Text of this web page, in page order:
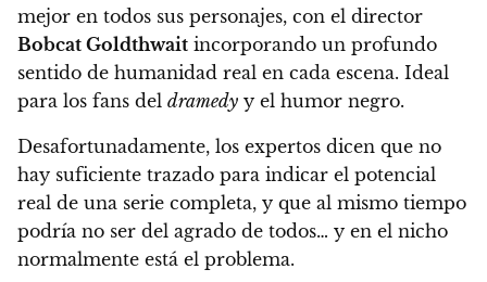
mejor en todos sus personajes, con el director
Bobcat Goldthwait incorporando un profundo
sentido de humanidad real en cada escena. Ideal
para los fans del dramedy y el humor negro.
Desafortunadamente, los expertos dicen que no
hay suficiente trazado para indicar el potencial
real de una serie completa, y que al mismo tiempo
podría no ser del agrado de todos… y en el nicho
normalmente está el problema.